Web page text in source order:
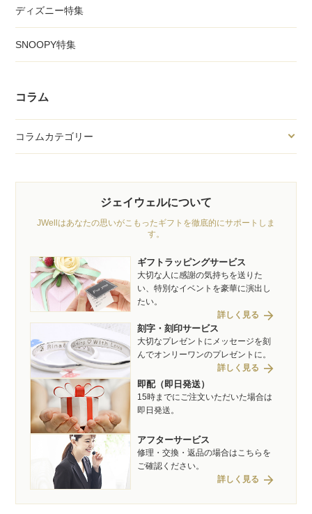
ディズニー特集
SNOOPY特集
コラム
コラムカテゴリー
ジェイウェルについて
JWellはあなたの思いがこもったギフトを徹底的にサポートしま
す。
ギフトラッピングサービス
大切な人に感謝の気持ちを送りた
い、特別なイベントを豪華に演出し
たい。
詳しく見る arrow_forward
刻字・刻印サービス
大切なプレゼントにメッセージを刻
んでオンリーワンのプレゼントに。
詳しく見る arrow_forward
即配（即日発送）
15時までにご注文いただいた場合は
即日発送。
アフターサービス
修理・交換・返品の場合はこちらを
ご確認ください。
詳しく見る arrow_forward